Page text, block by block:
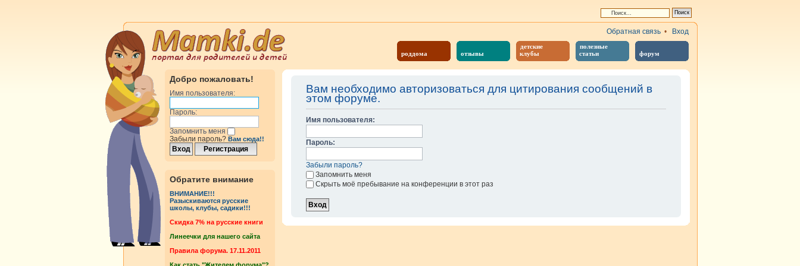
роддома отзывы
детские
клубы
полезные
статьи
форум
Обратная связь • Вход
Добро пожаловать!
Имя пользователя:
Пароль:
Запомнить меня
Забыли пароль? Вам сюда!!
Обратите внимание
ВНИМАНИЕ!!!
Разыскиваются русские
школы, клубы, садики!!!
Cкидка 7% на русские книги
Линеечки для нашего сайта
Правила форума. 17.11.2011
Вам необходимо авторизоваться для цитирования сообщений в
этом форуме.
Имя пользователя:
Пароль:
Забыли пароль?
Запомнить меня
Скрыть моё пребывание на конференции в этот раз